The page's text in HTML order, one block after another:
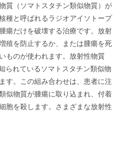
質（ソマトスタチン類似物質）が
種と呼ばれるラジオアイソトープ
瘍だけを破壊する治療です。放射
殖を防止するか、または腫瘍を死
ものが使われます。放射性物質
られているソマトスタチン類似物
す。この組み合わせは、患者に注
似物質が腫瘍に取り込まれ、付着
胞を殺します。さまざまな放射性